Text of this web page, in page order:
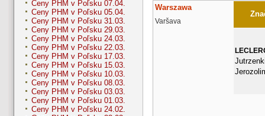
Ceny PHM v Poľsku 07.04.
Ceny PHM v Poľsku 05.04.
Ceny PHM v Poľsku 31.03.
Ceny PHM v Poľsku 29.03.
Ceny PHM v Poľsku 24.03.
Ceny PHM v Poľsku 22.03.
Ceny PHM v Poľsku 17.03.
Ceny PHM v Poľsku 15.03.
Ceny PHM v Poľsku 10.03.
Ceny PHM v Poľsku 08.03.
Ceny PHM v Poľsku 03.03.
Ceny PHM v Poľsku 01.03.
Ceny PHM v Poľsku 24.02.
Warszawa
Varšava